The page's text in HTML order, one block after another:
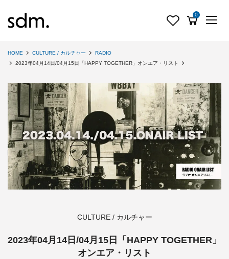
0
HOME CULTURE / カルチャー
RADIO
2023年04月14日/04月15日「HAPPY TOGETHER」オンエア・リスト
CULTURE / カルチャー
2023年04月14日/04月15日「HAPPY TOGETHER」
オンエア・リスト